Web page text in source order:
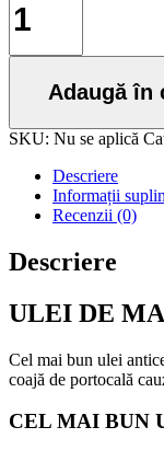
ULEI
DE
MASAJ
mai
bun
profesional
anticelulitic
NATURAL
Adaugă în
SKU: Nu se aplică
Descriere
Informații
Recenzii (0)
Descriere
ULEI DE
Cel mai bun ulei
coajă de portocală
CEL MAI BUN